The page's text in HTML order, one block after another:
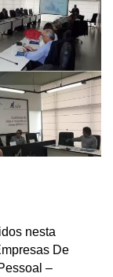
nesta
De
–